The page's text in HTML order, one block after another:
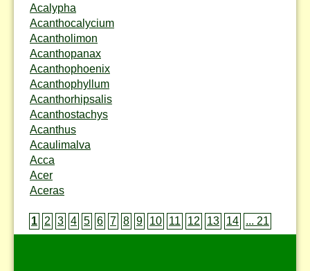
Acalypha
Acanthocalycium
Acantholimon
Acanthopanax
Acanthophoenix
Acanthophyllum
Acanthorhipsalis
Acanthostachys
Acanthus
Acaulimalva
Acca
Acer
Aceras
1 2 3 4 5 6 7 8 9 10 11 12 13 14 ... 21